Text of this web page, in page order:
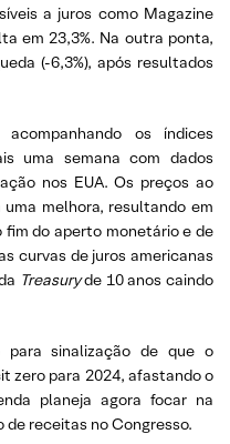
a juros como Magazine
em 23,3%. Na outra ponta,
(-6,3%), após resultados
os índices
uma semana com dados
nos EUA. Os preços ao
melhora, resultando em
fim do aperto monetário e de
curvas de juros americanas
Treasuryde 10 anos caindo
para sinalização de que o
zero para 2024, afastando o
planeja agora focar na
de receitas no Congresso.